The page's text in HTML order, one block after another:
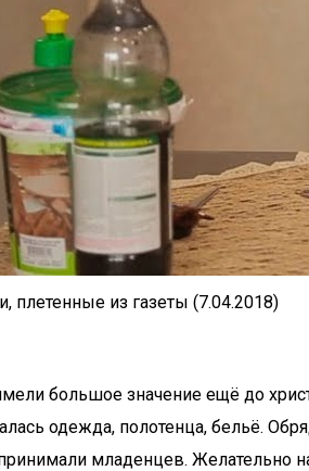
плетенные из газеты (7.04.2018)
большое значение ещё до
одежда, полотенца, бельё.
младенцев. Желательно